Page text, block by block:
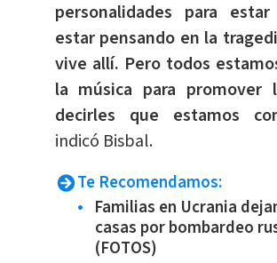
personalidades para
estar pensando en la
vive allí. Pero todos
la música para promover
decirles que estamos
indicó Bisbal.
Te Recomendamos:
Familias en Ucrania
casas por bombardeo
(FOTOS)